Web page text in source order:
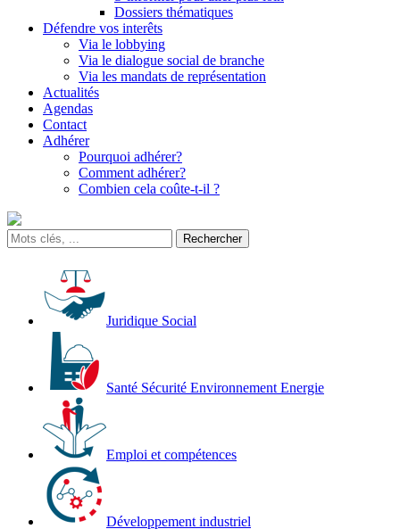
Dossiers thématiques
Défendre vos interêts
Via le lobbying
Via le dialogue social de branche
Via les mandats de représentation
Actualités
Agendas
Contact
Adhérer
Pourquoi adhérer?
Comment adhérer?
Combien cela coûte-t-il ?
Juridique Social
Santé Sécurité Environnement Energie
Emploi et compétences
Développement industriel